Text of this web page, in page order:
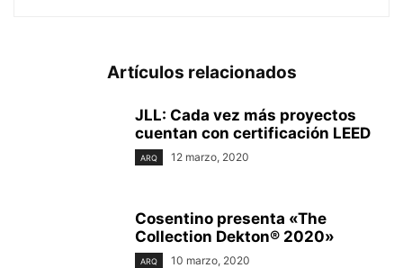
Artículos relacionados
JLL: Cada vez más proyectos
cuentan con certificación LEED
ARQ 12 marzo, 2020
Cosentino presenta «The
Collection Dekton® 2020»
ARQ 10 marzo, 2020